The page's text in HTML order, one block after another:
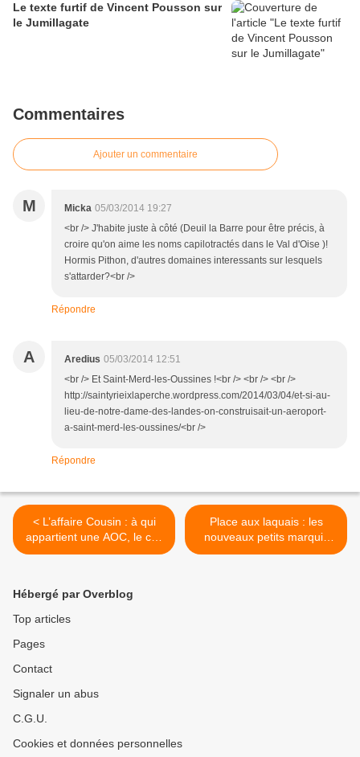
Le texte furtif de Vincent Pousson sur
le Jumillagate
Commentaires
Ajouter un commentaire
M Micka 05/03/2014 19:27
<br /> J'habite juste à côté (Deuil la Barre pour être précis, à
croire qu'on aime les noms capilotractés dans le Val d'Oise )!
Hormis Pithon, d'autres domaines interessants sur lesquels
s'attarder?<br />
Répondre
A Aredius 05/03/2014 12:51
<br /> Et Saint-Merd-les-Oussines !<br /> <br /> <br />
http://saintyrieixlaperche.wordpress.com/2014/03/04/et-si-au-
lieu-de-notre-dame-des-landes-on-construisait-un-aeroport-
a-saint-merd-les-oussines/<br />
Répondre
< L’affaire Cousin : à qui
appartient une AOC, le cas
de l’Anjou ?
Place aux laquais : les
nouveaux petits marquis
des GCC n’admettent que
Hébergé par Overblog
Top articles
Pages
Contact
Signaler un abus
C.G.U.
Cookies et données personnelles